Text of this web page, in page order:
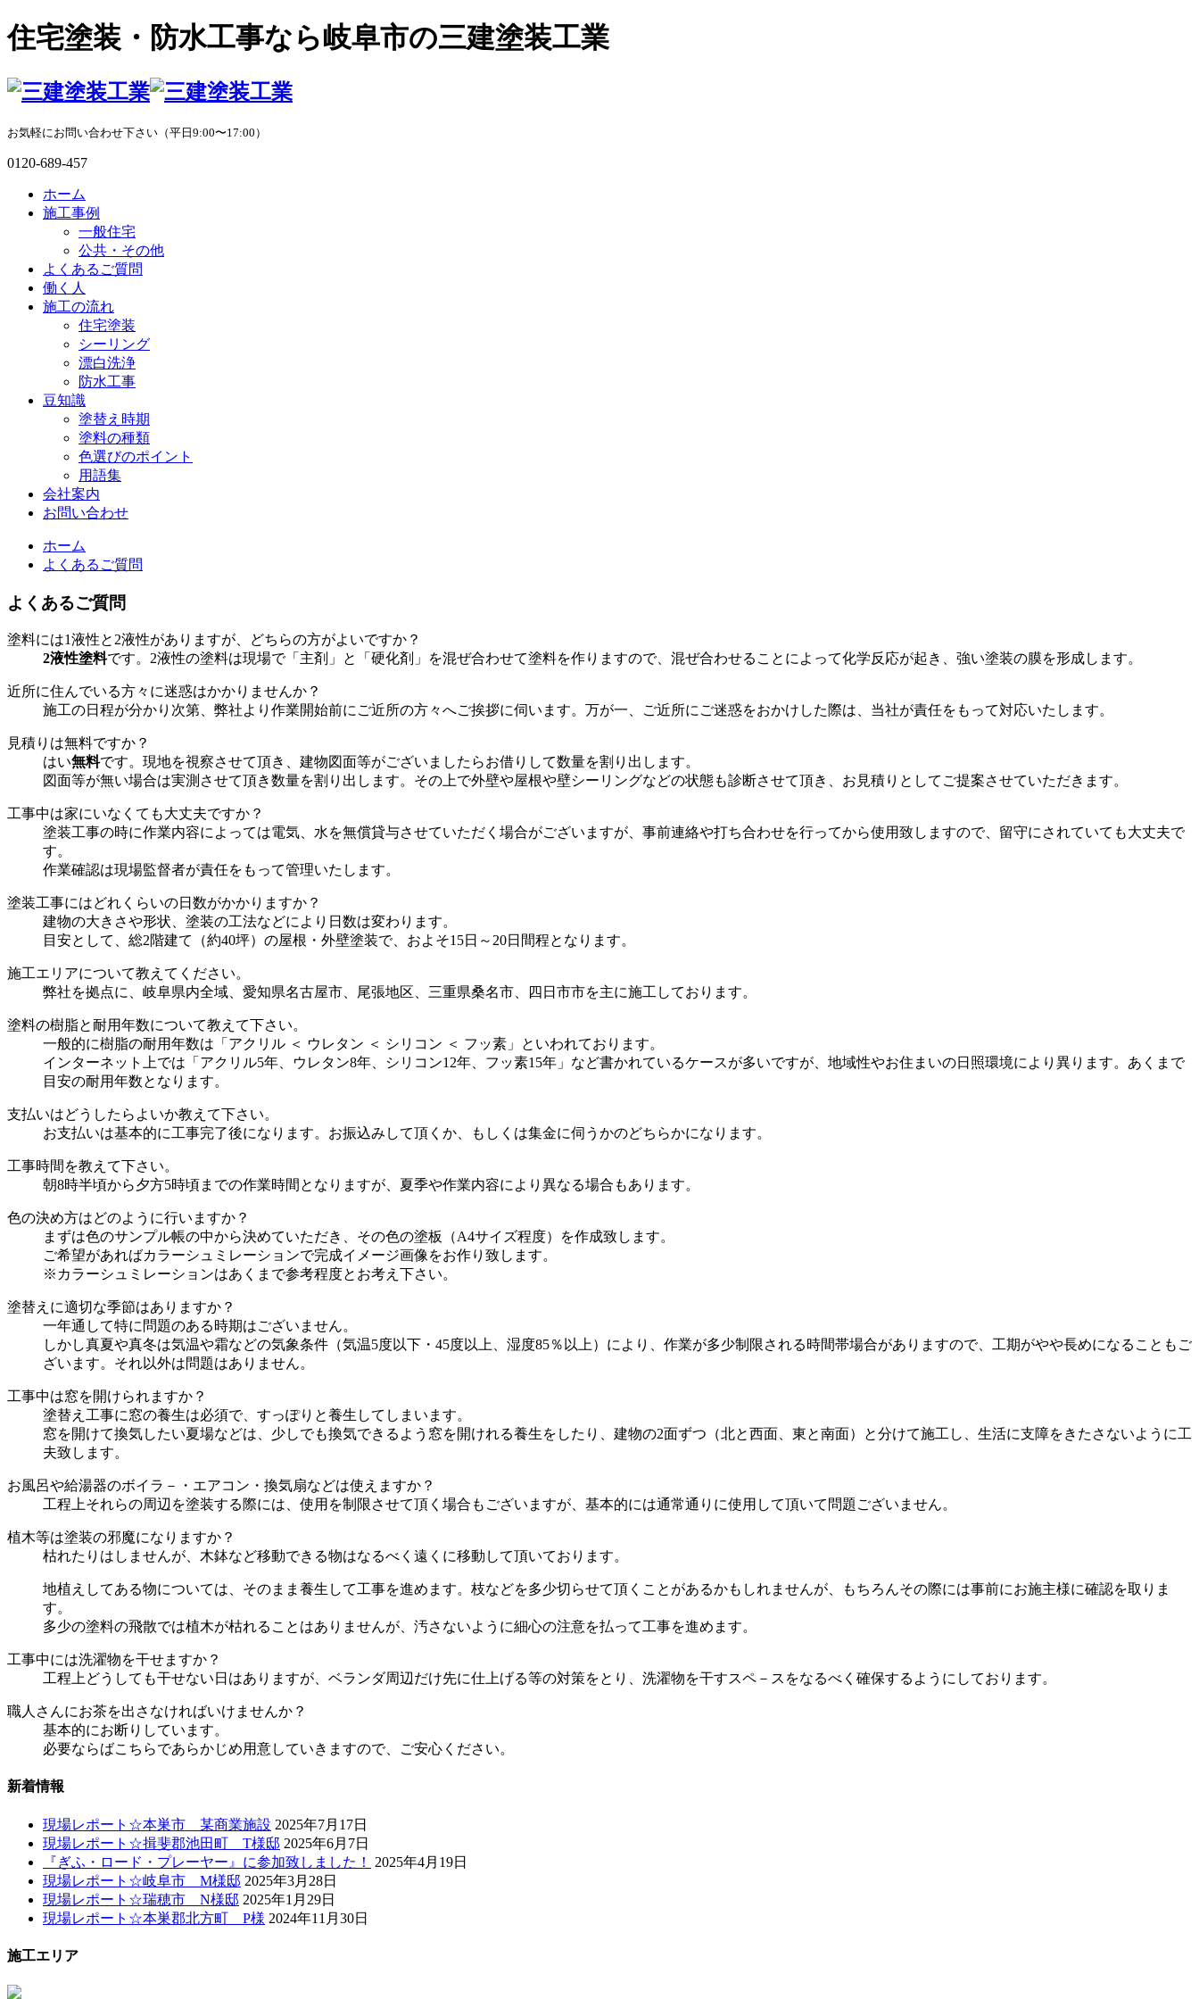
住宅塗装・防水工事なら岐阜市の三建塗装工業
お気軽にお問い合わせ下さい（平日9:00〜17:00）
0120-689-457
ホーム
施工事例
一般住宅
公共・その他
よくあるご質問
働く人
施工の流れ
住宅塗装
シーリング
漂白洗浄
防水工事
豆知識
塗替え時期
塗料の種類
色選びのポイント
用語集
会社案内
お問い合わせ
ホーム
よくあるご質問
よくあるご質問
塗料には1液性と2液性がありますが、どちらの方がよいですか？
2液性塗料です。2液性の塗料は現場で「主剤」と「硬化剤」を混ぜ合わせて塗料を作りますので、混ぜ合わせることによって化学反応が起き、強い塗装の膜を形成します。
近所に住んでいる方々に迷惑はかかりませんか？
施工の日程が分かり次第、弊社より作業開始前にご近所の方々へご挨拶に伺います。万が一、ご近所にご迷惑をおかけした際は、当社が責任をもって対応いたします。
見積りは無料ですか？
はい無料です。現地を視察させて頂き、建物図面等がございましたらお借りして数量を割り出します。
図面等が無い場合は実測させて頂き数量を割り出します。その上で外壁や屋根や壁シーリングなどの状態も診断させて頂き、お見積りとしてご提案させていただきます。
工事中は家にいなくても大丈夫ですか？
塗装工事の時に作業内容によっては電気、水を無償貸与させていただく場合がございますが、事前連絡や打ち合わせを行ってから使用致しますので、留守にされていても大丈夫で
す。
作業確認は現場監督者が責任をもって管理いたします。
塗装工事にはどれくらいの日数がかかりますか？
建物の大きさや形状、塗装の工法などにより日数は変わります。
目安として、総2階建て（約40坪）の屋根・外壁塗装で、およそ15日～20日間程となります。
施工エリアについて教えてください。
弊社を拠点に、岐阜県内全域、愛知県名古屋市、尾張地区、三重県桑名市、四日市市を主に施工しております。
塗料の樹脂と耐用年数について教えて下さい。
一般的に樹脂の耐用年数は「アクリル ＜ ウレタン ＜ シリコン ＜ フッ素」といわれております。
インターネット上では「アクリル5年、ウレタン8年、シリコン12年、フッ素15年」など書かれているケースが多いですが、地域性やお住まいの日照環境により異ります。あくまで
目安の耐用年数となります。
支払いはどうしたらよいか教えて下さい。
お支払いは基本的に工事完了後になります。お振込みして頂くか、もしくは集金に伺うかのどちらかになります。
工事時間を教えて下さい。
朝8時半頃から夕方5時頃までの作業時間となりますが、夏季や作業内容により異なる場合もあります。
色の決め方はどのように行いますか？
まずは色のサンプル帳の中から決めていただき、その色の塗板（A4サイズ程度）を作成致します。
ご希望があればカラーシュミレーションで完成イメージ画像をお作り致します。
※カラーシュミレーションはあくまで参考程度とお考え下さい。
塗替えに適切な季節はありますか？
一年通して特に問題のある時期はございません。
しかし真夏や真冬は気温や霜などの気象条件（気温5度以下・45度以上、湿度85％以上）により、作業が多少制限される時間帯場合がありますので、工期がやや長めになることもご
ざいます。それ以外は問題はありません。
工事中は窓を開けられますか？
塗替え工事に窓の養生は必須で、すっぽりと養生してしまいます。
窓を開けて換気したい夏場などは、少しでも換気できるよう窓を開けれる養生をしたり、建物の2面ずつ（北と西面、東と南面）と分けて施工し、生活に支障をきたさないように工
夫致します。
お風呂や給湯器のボイラ－・エアコン・換気扇などは使えますか？
工程上それらの周辺を塗装する際には、使用を制限させて頂く場合もございますが、基本的には通常通りに使用して頂いて問題ございません。
植木等は塗装の邪魔になりますか？
枯れたりはしませんが、木鉢など移動できる物はなるべく遠くに移動して頂いております。
地植えしてある物については、そのまま養生して工事を進めます。枝などを多少切らせて頂くことがあるかもしれませんが、もちろんその際には事前にお施主様に確認を取りま
す。
多少の塗料の飛散では植木が枯れることはありませんが、汚さないように細心の注意を払って工事を進めます。
工事中には洗濯物を干せますか？
工程上どうしても干せない日はありますが、ベランダ周辺だけ先に仕上げる等の対策をとり、洗濯物を干すスペ－スをなるべく確保するようにしております。
職人さんにお茶を出さなければいけませんか？
基本的にお断りしています。
必要ならばこちらであらかじめ用意していきますので、ご安心ください。
新着情報
現場レポート☆本巣市 某商業施設 2025年7月17日
現場レポート☆揖斐郡池田町 T様邸 2025年6月7日
『ぎふ・ロード・プレーヤー』に参加致しました！
2025年4月19日
現場レポート☆岐阜市 M様邸 2025年3月28日
現場レポート☆瑞穂市 N様邸 2025年1月29日
現場レポート☆本巣郡北方町 P様 2024年11月30日
施工エリア